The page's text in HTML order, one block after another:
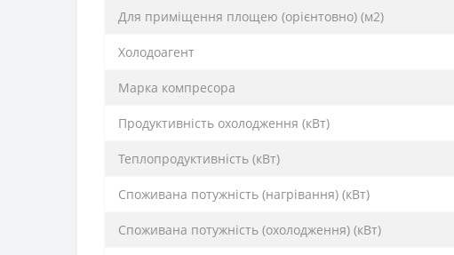
Для приміщення площею (орієнтовно) (м2)
Холодоагент
Марка компресора
Продуктивність охолодження (кВт)
Теплопродуктивність (кВт)
Споживана потужність (нагрівання) (кВт)
Споживана потужність (охолодження) (кВт)